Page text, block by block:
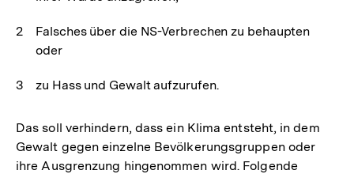
Falsches über die NS-Verbrechen zu behaupten
oder
zu Hass und Gewalt aufzurufen.
Das soll verhindern, dass ein Klima entsteht, in dem
Gewalt gegen einzelne Bevölkerungsgruppen oder
ihre Ausgrenzung hingenommen wird. Folgende